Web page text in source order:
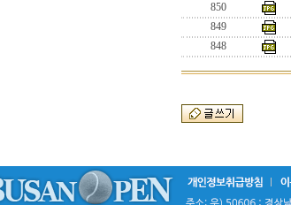
850
849
848